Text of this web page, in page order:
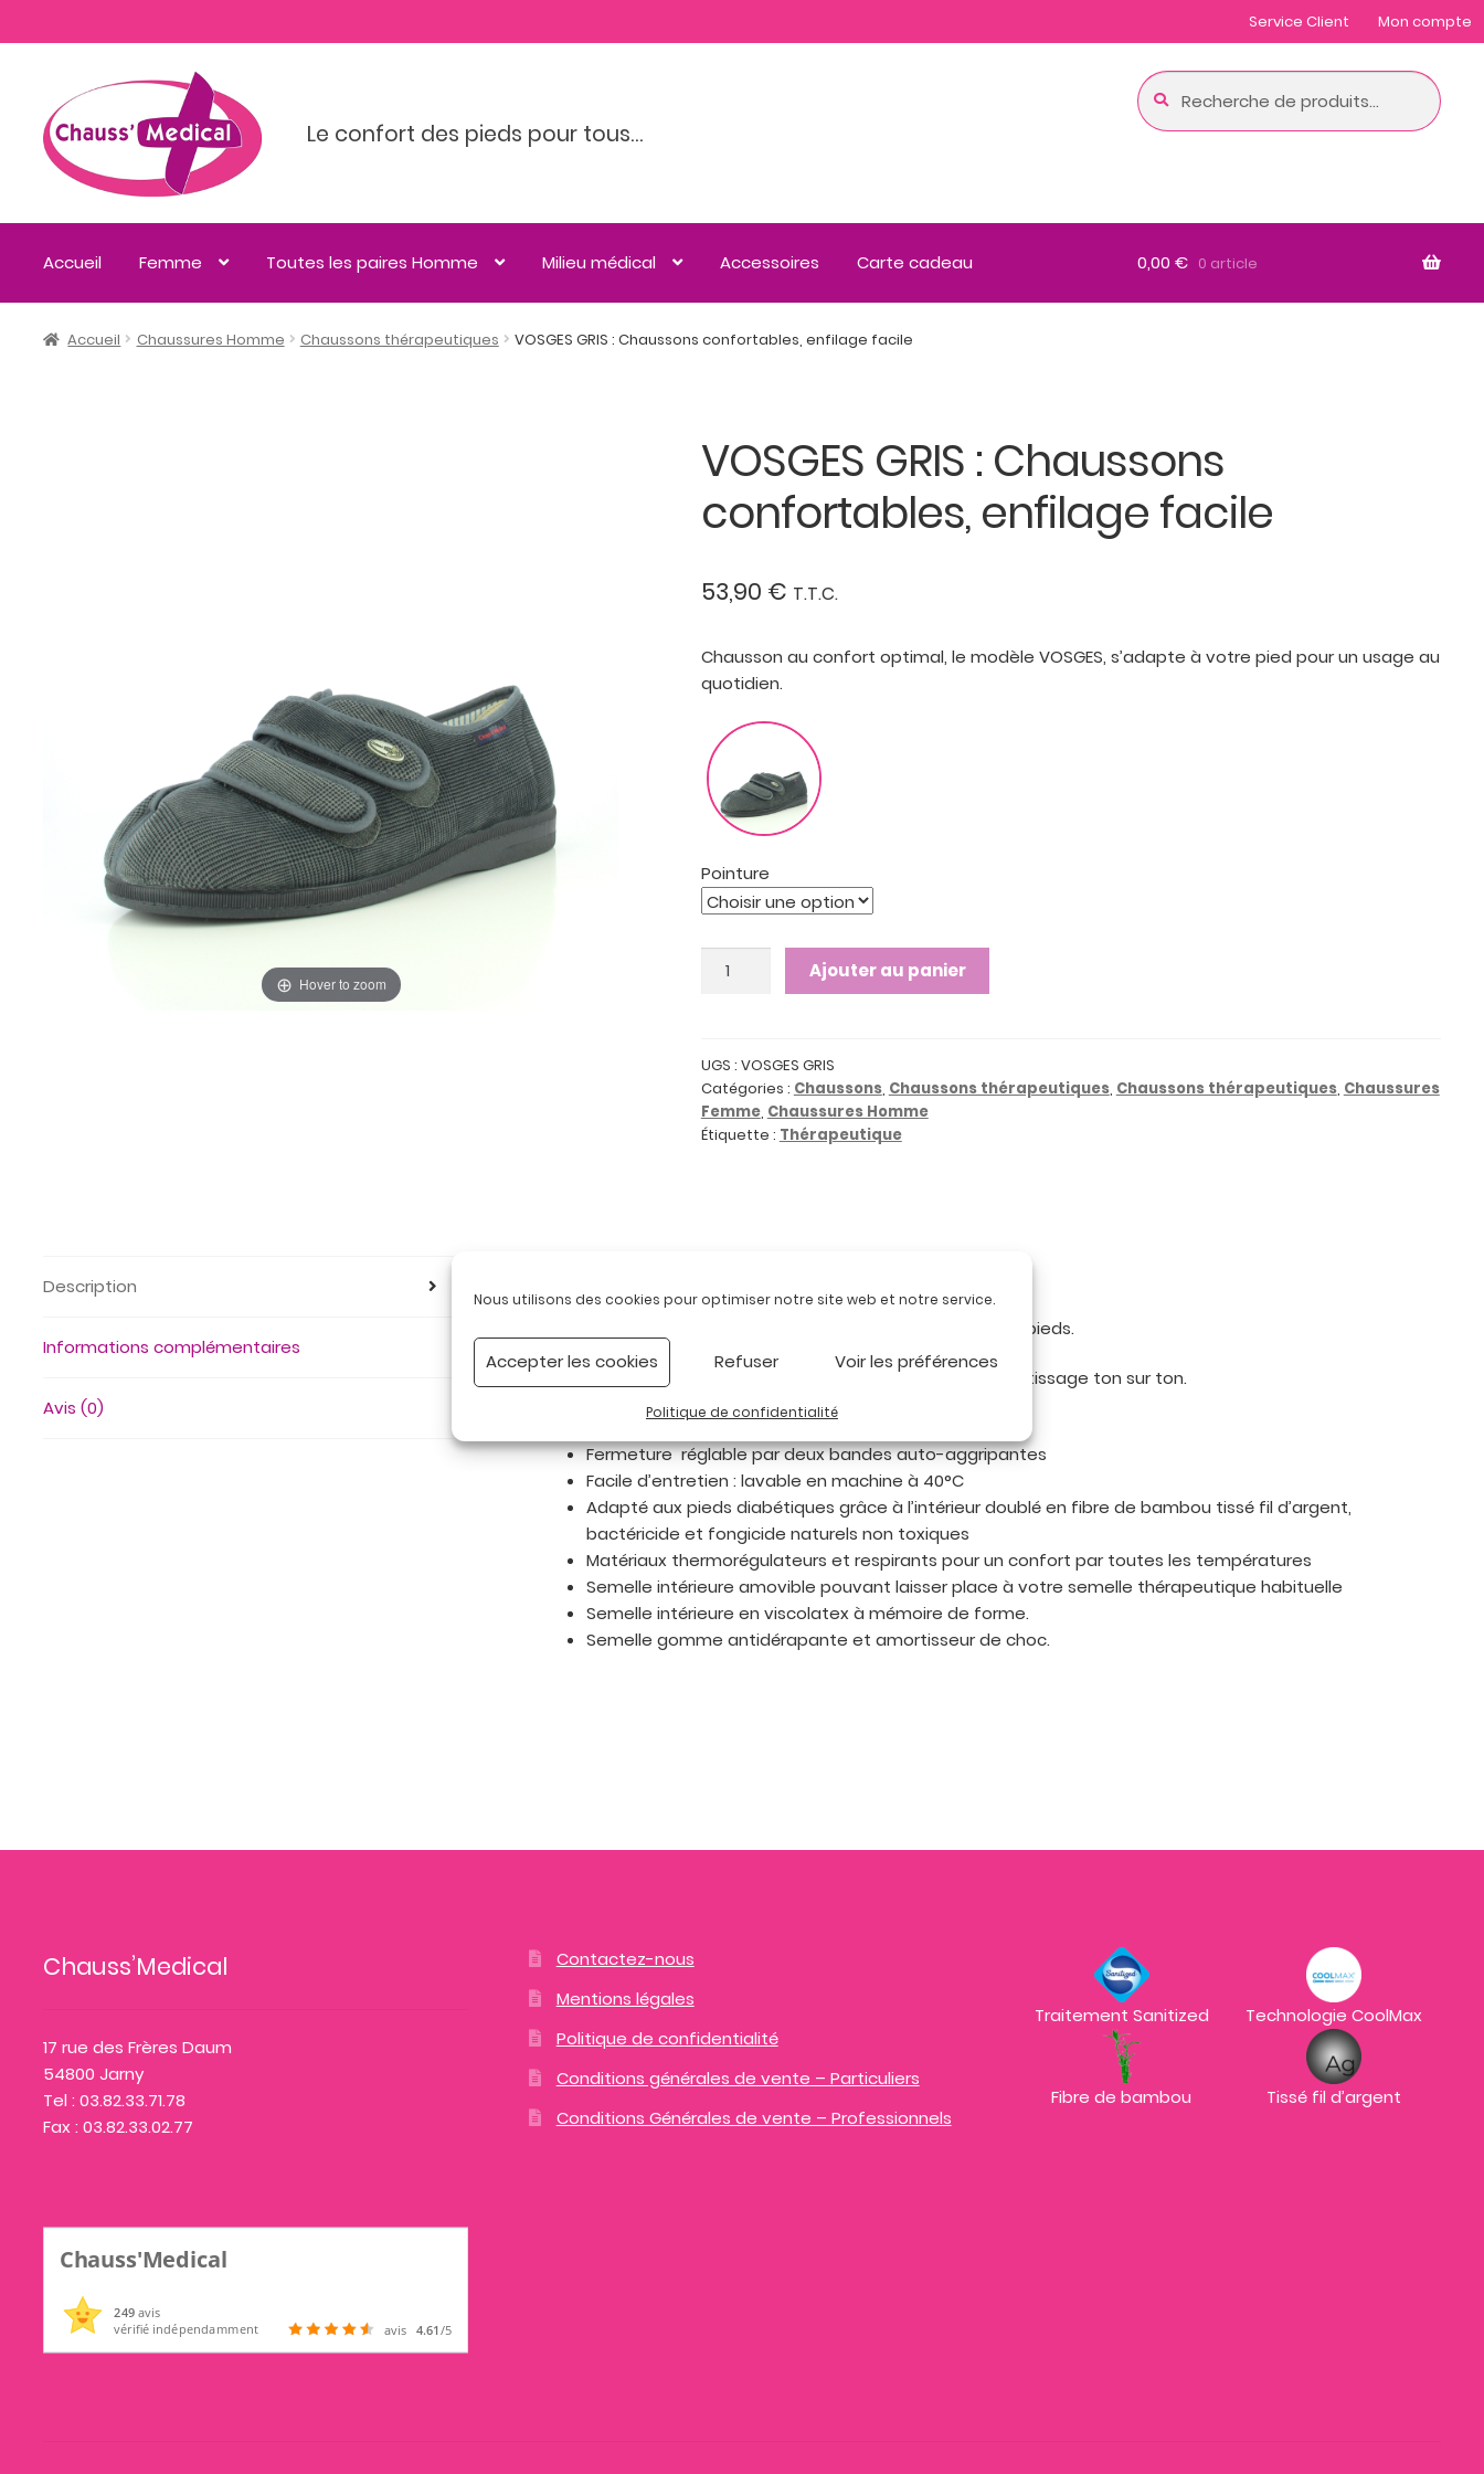
Nous utilisons des cookies pour optimiser notre site web et notre service.
Accepter les cookies Refuser Voir les préférences
Politique de confidentialité
Service Client Mon compte
Le confort des pieds pour tous…
Recherche
pour :
Recherche
Accueil Femme Toutes les paires Homme Milieu médical Accessoires Carte cadeau 0,00 € 0 article
Accueil Chaussures Homme Chaussons thérapeutiques VOSGES GRIS : Chaussons confortables, enfilage facile
Hover to zoom
VOSGES GRIS : Chaussons
confortables, enfilage facile
53,90 € T.T.C.
Chausson au confort optimal, le modèle VOSGES, s’adapte à votre pied pour un usage au
quotidien.
Pointure
:
Chaussons
confortables,
enfilage
Ajouter au panier
UGS : VOSGES GRIS
Catégories : Chaussons, Chaussons thérapeutiques, Chaussons thérapeutiques, Chaussures
Femme, Chaussures Homme
Étiquette : Thérapeutique
Description
Informations complémentaires
Avis (0)
Les chaussons VOSGES offrent un très grand confort à vos pieds.
Très doux au toucher, ils présentent un joli velours au motif tissage ton sur ton.
Enfilage aisé grâce à une très grande ouverture
Fermeture réglable par deux bandes auto-aggripantes
Facile d’entretien : lavable en machine à 40°C
Adapté aux pieds diabétiques grâce à l’intérieur doublé en fibre de bambou tissé fil d’argent,
bactéricide et fongicide naturels non toxiques
Matériaux thermorégulateurs et respirants pour un confort par toutes les températures
Semelle intérieure amovible pouvant laisser place à votre semelle thérapeutique habituelle
Semelle intérieure en viscolatex à mémoire de forme.
Semelle gomme antidérapante et amortisseur de choc.
Chauss’Medical
17 rue des Frères Daum
54800 Jarny
Tel : 03.82.33.71.78
Fax : 03.82.33.02.77
Chauss'Medical
249avis
vérifié indépendamment
avis 4.61/5
Contactez-nous
Mentions légales
Politique de confidentialité
Conditions générales de vente – Particuliers
Conditions Générales de vente – Professionnels
Traitement Sanitized Technologie CoolMax
Fibre de bambou Tissé fil d’argent